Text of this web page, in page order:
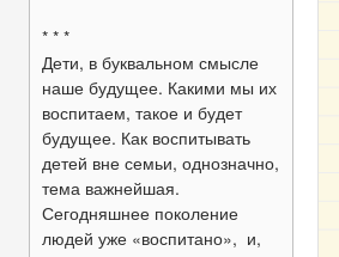
* * *
Дети, в буквальном смысле
наше будущее. Какими мы их
воспитаем, такое и будет
будущее. Как воспитывать
детей вне семьи, однозначно,
тема важнейшая.
Сегодняшнее поколение
людей уже «воспитано», и,